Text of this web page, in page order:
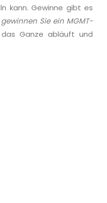
kann. Gewinne gibt es
Sie ein MGMT-
Ganze abläuft und